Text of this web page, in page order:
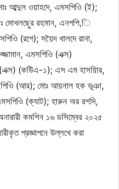
আব্দুল ওয়াহদে, এমসপিওি (ই);
রহমান, এনপপি,ি
(রগে); সয়ৈদ খালদে রানা,
এমসপিওি (এক্স)
(কউিএ-১); এস এম হাসয়িার,
(আর); মোঃ আয়নাল হক ভূঞা,
(ক্যাট); হারুন অর রশদি,
কমশিন ১৬ ডসিম্বের ২০২৫
প্রজ্ঞাপনে উল্লখে করা